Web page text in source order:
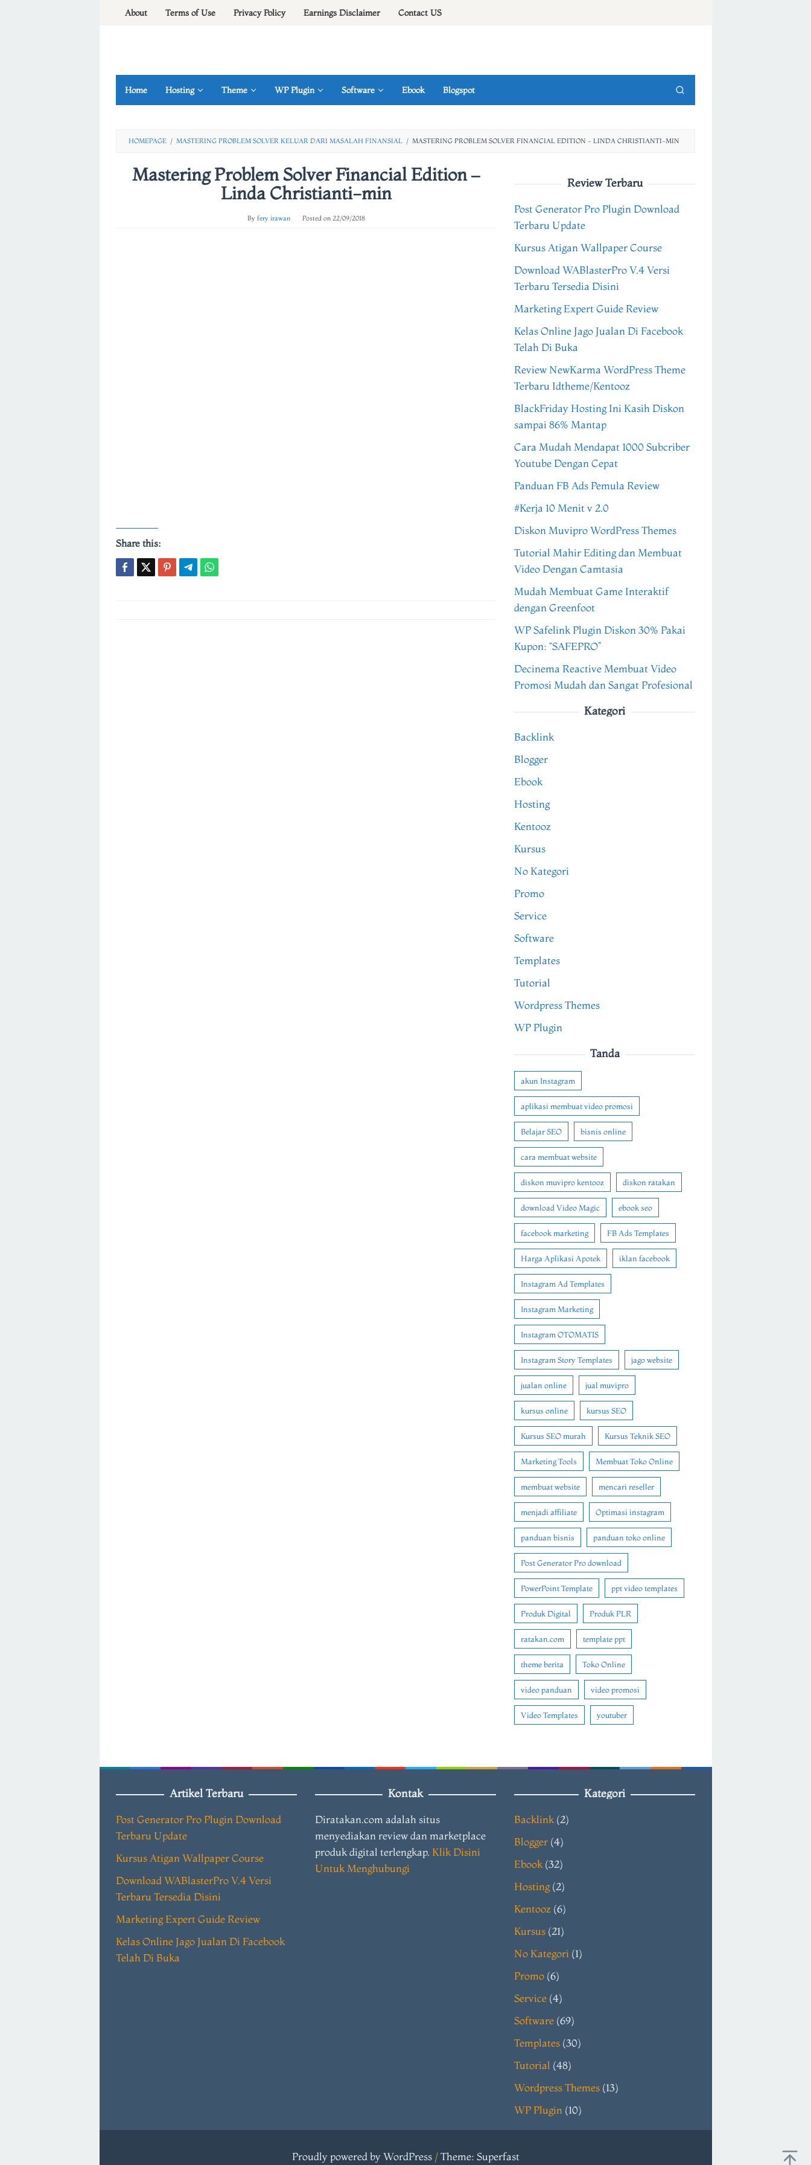
About Terms of Use Privacy Policy Earnings Disclaimer Contact US
Home Hosting Theme WP Plugin Software Ebook Blogspot
HOMEPAGE / MASTERING PROBLEM SOLVER KELUAR DARI MASALAH FINANSIAL / MASTERING PROBLEM SOLVER FINANCIAL EDITION - LINDA CHRISTIANTI-MIN
Mastering Problem Solver Financial Edition –
Linda Christianti-min
By fery irawan Posted on 22/09/2018
Share this:
Review Terbaru
Post Generator Pro Plugin Download
Terbaru Update
Kursus Atigan Wallpaper Course
Download WABlasterPro V.4 Versi
Terbaru Tersedia Disini
Marketing Expert Guide Review
Kelas Online Jago Jualan Di Facebook
Telah Di Buka
Review NewKarma WordPress Theme
Terbaru Idtheme/Kentooz
BlackFriday Hosting Ini Kasih Diskon
sampai 86% Mantap
Cara Mudah Mendapat 1000 Subcriber
Youtube Dengan Cepat
Panduan FB Ads Pemula Review
#Kerja 10 Menit v 2.0
Diskon Muvipro WordPress Themes
Tutorial Mahir Editing dan Membuat
Video Dengan Camtasia
Mudah Membuat Game Interaktif
dengan Greenfoot
WP Safelink Plugin Diskon 30% Pakai
Kupon: “SAFEPRO”
Decinema Reactive Membuat Video
Promosi Mudah dan Sangat Profesional
Kategori
Backlink
Blogger
Ebook
Hosting
Kentooz
Kursus
No Kategori
Promo
Service
Software
Templates
Tutorial
Wordpress Themes
WP Plugin
Tanda
akun Instagram
aplikasi membuat video promosi
Belajar SEO bisnis online
cara membuat website
diskon muvipro kentooz diskon ratakan
download Video Magic ebook seo
facebook marketing FB Ads Templates
Harga Aplikasi Apotek iklan facebook
Instagram Ad Templates
Instagram Marketing
Instagram OTOMATIS
Instagram Story Templates jago website
jualan online jual muvipro
kursus online kursus SEO
Kursus SEO murah Kursus Teknik SEO
Marketing Tools Membuat Toko Online
membuat website mencari reseller
menjadi affiliate Optimasi instagram
panduan bisnis panduan toko online
Post Generator Pro download
PowerPoint Template ppt video templates
Produk Digital Produk PLR
ratakan.com template ppt
theme berita Toko Online
video panduan video promosi
Video Templates youtuber
Artikel Terbaru
Post Generator Pro Plugin Download
Terbaru Update
Kursus Atigan Wallpaper Course
Download WABlasterPro V.4 Versi
Terbaru Tersedia Disini
Marketing Expert Guide Review
Kelas Online Jago Jualan Di Facebook
Telah Di Buka
Kontak
Diratakan.com adalah situs
menyediakan review dan marketplace
produk digital terlengkap. Klik Disini
Untuk Menghubungi
Kategori
Backlink (2)
Blogger (4)
Ebook (32)
Hosting(2)
Kentooz (6)
Kursus (21)
No Kategori (1)
Promo (6)
Service (4)
Software (69)
Templates (30)
Tutorial (48)
Wordpress Themes (13)
WP Plugin (10)
Proudly powered by WordPress /Theme: Superfast